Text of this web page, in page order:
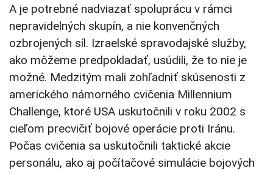
A je potrebné nadviazať spoluprácu v rámci
nepravidelných skupín, a nie konvenčných
ozbrojených síl. Izraelské spravodajské služby,
ako môžeme predpokladať, usúdili, že to nie je
možné. Medzitým mali zohľadniť skúsenosti z
amerického námorného cvičenia Millennium
Challenge, ktoré USA uskutočnili v roku 2002 s
cieľom precvičiť bojové operácie proti Iránu.
Počas cvičenia sa uskutočnili taktické akcie
personálu, ako aj počítačové simulácie bojových